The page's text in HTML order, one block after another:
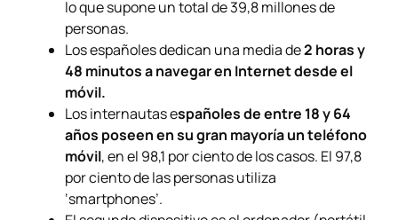
lo que supone un total de 39,8 millones de
personas.
Los españoles dedican una media de2 horas y
48 minutos a navegar en Internet desde el
móvil.
Los internautas españoles de entre 18 y 64
años poseen en su gran mayoría un teléfono
móvil, en el 98,1 por ciento de los casos. El 97,8
por ciento de las personas utiliza
‘smartphones’.